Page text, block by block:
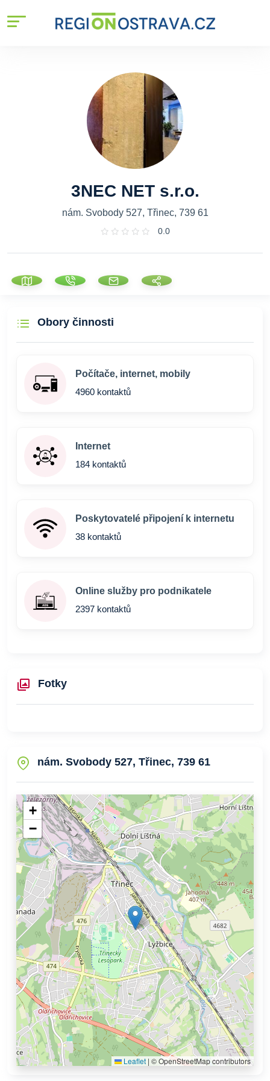
3NEC NET s.r.o.
nám. Svobody 527, Třinec, 739 61
0.0
Obory činnosti
Počítače, internet, mobily
4960 kontaktů
Internet
184 kontaktů
Poskytovatelé připojení k internetu
38 kontaktů
Online služby pro podnikatele
2397 kontaktů
Fotky
nám. Svobody 527, Třinec, 739 61
+
−
Leaflet | © OpenStreetMap contributors